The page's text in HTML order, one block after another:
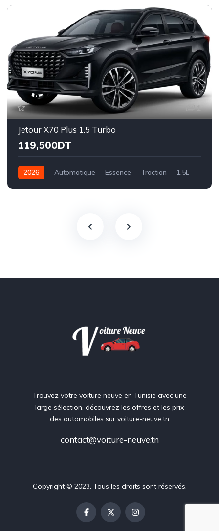
1
Jetour X70 Plus 1.5 Turbo
119,500DT
2026 Automatique Essence Traction 1.5L
Trouvez votre voiture neuve en Tunisie avec une
large sélection, découvrez les offres et les prix
des automobiles sur voiture-neuve.tn
contact@voiture-neuve.tn
Copyright © 2023. Tous les droits sont réservés.